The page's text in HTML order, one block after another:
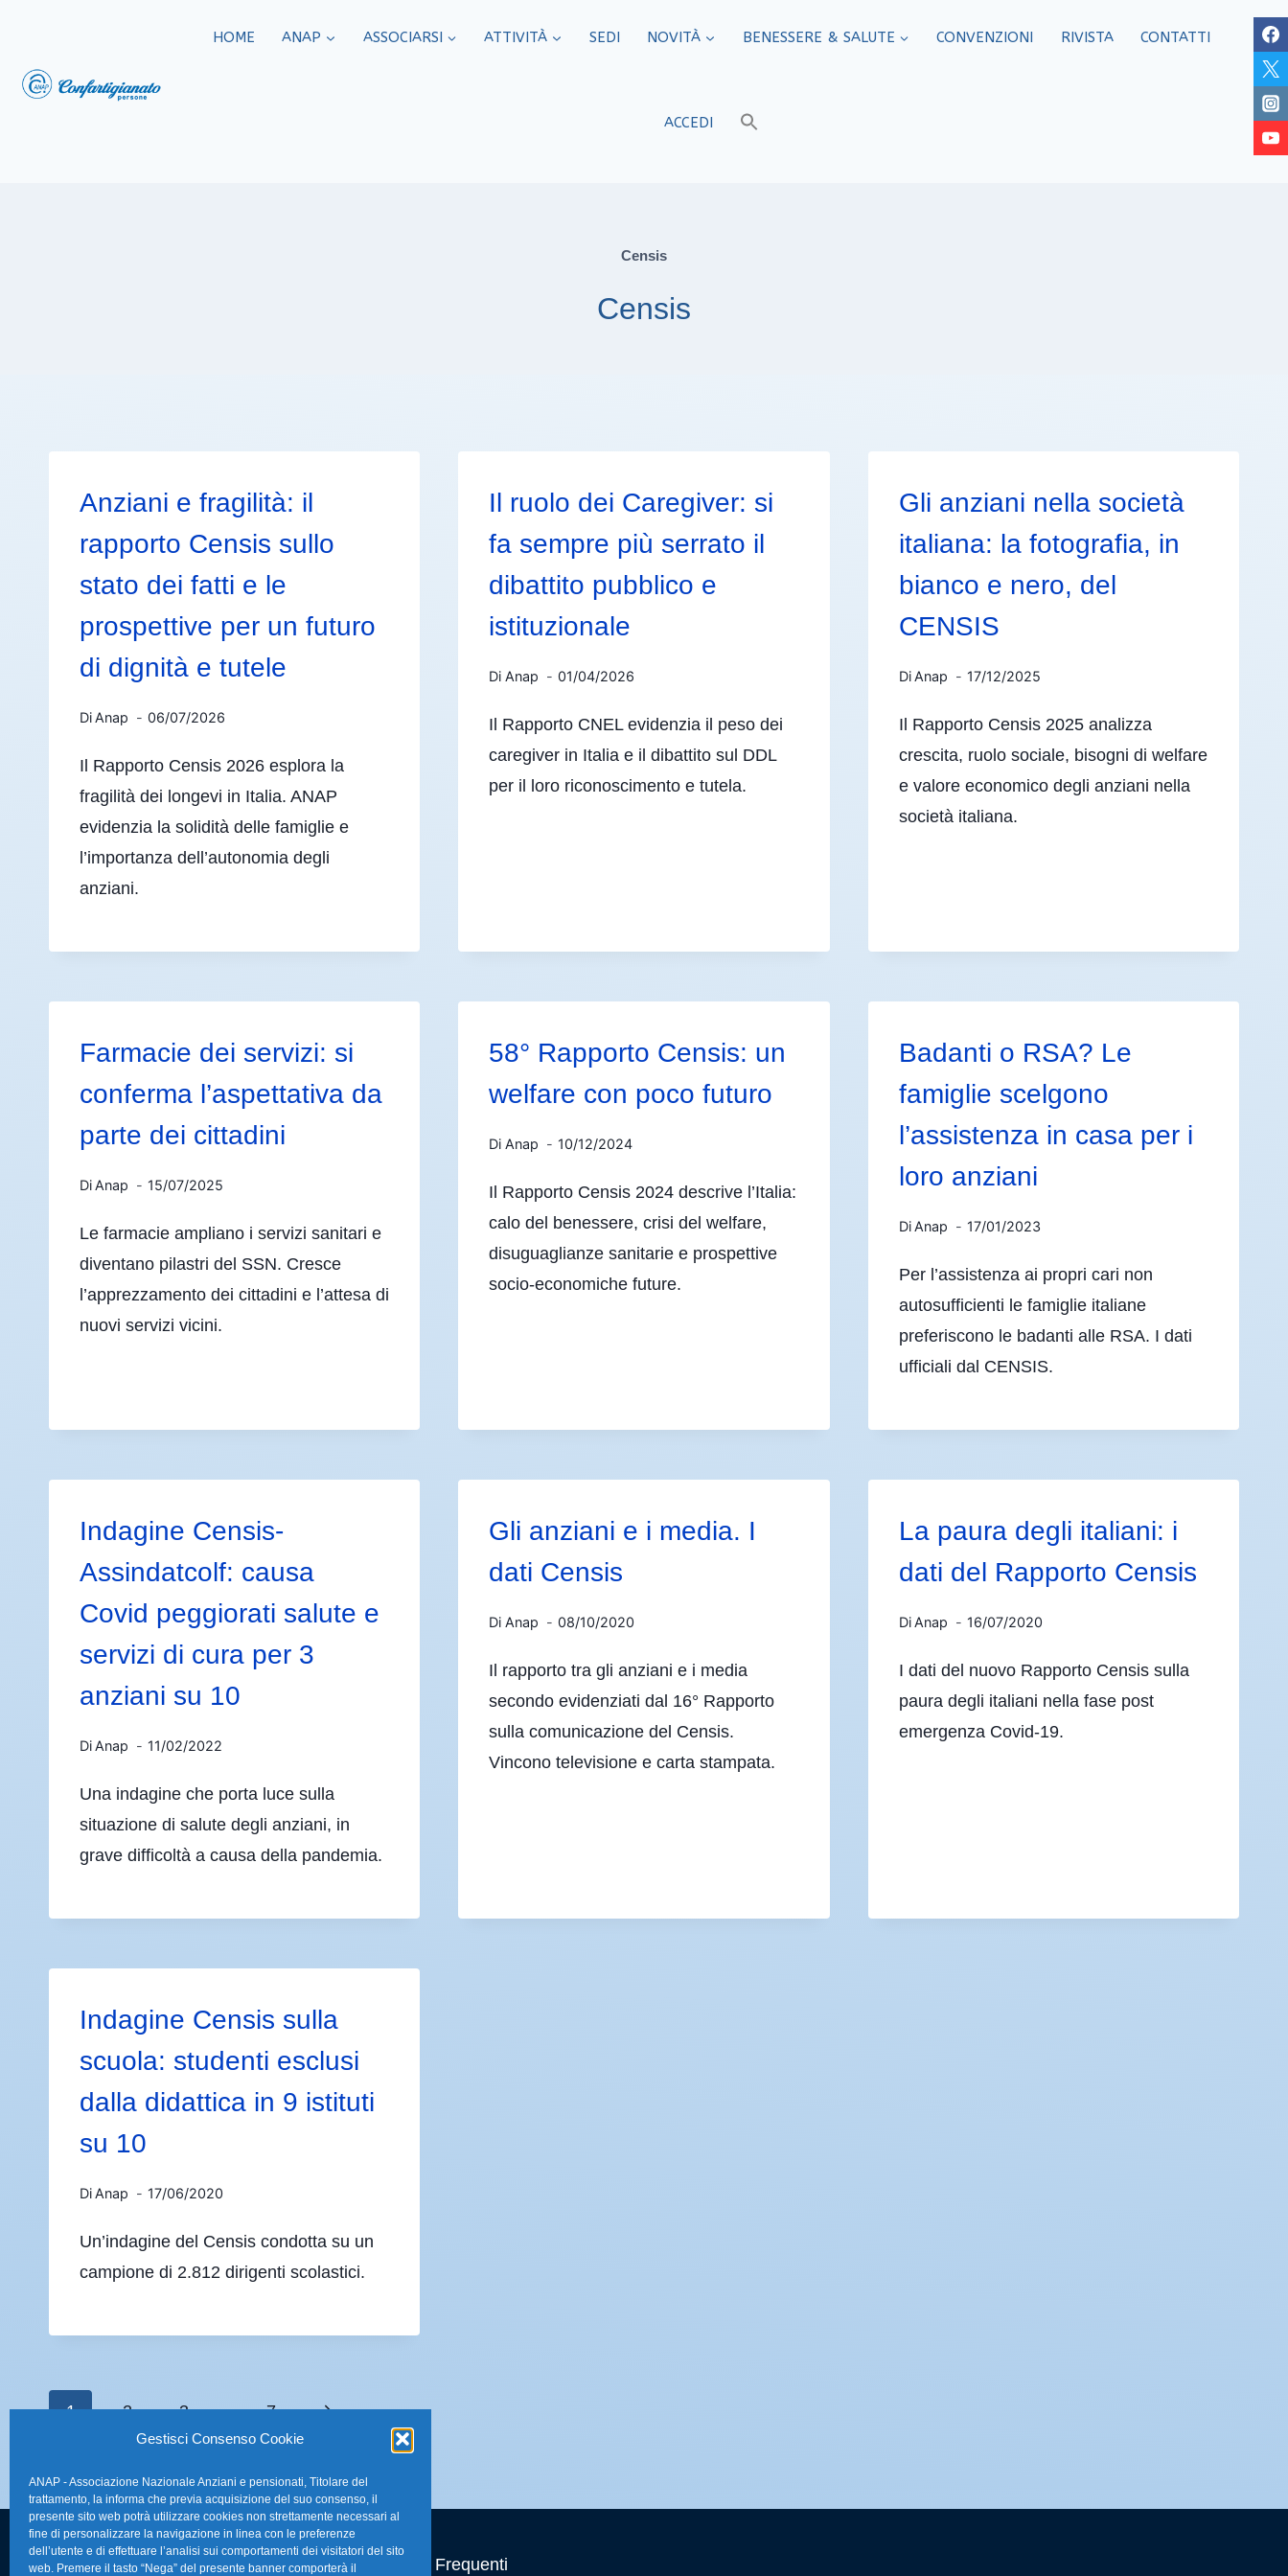
Gestisci Consenso Cookie
ANAP - Associazione Nazionale Anziani e pensionati, Titolare del
trattamento, la informa che previa acquisizione del suo consenso, il
presente sito web potrà utilizzare cookies non strettamente necessari al
fine di personalizzare la navigazione in linea con le preferenze
dell’utente e di effettuare l’analisi sui comportamenti dei visitatori del sito
web. Premere il tasto “Nega” del presente banner comporterà il
HOME ANAP ASSOCIARSI ATTIVITÀ SEDI​ NOVITÀ BENESSERE & SALUTE CONVENZIONI RIVISTA CONTATTI
ACCEDI
Censis
Censis
Anziani e fragilità: il
rapporto Censis sullo
stato dei fatti e le
prospettive per un futuro
di dignità e tutele
DiAnap 06/07/2026
Il Rapporto Censis 2026 esplora la
fragilità dei longevi in Italia. ANAP
evidenzia la solidità delle famiglie e
l’importanza dell’autonomia degli
anziani.
Il ruolo dei Caregiver: si
fa sempre più serrato il
dibattito pubblico e
istituzionale
Di Anap 01/04/2026
Il Rapporto CNEL evidenzia il peso dei
caregiver in Italia e il dibattito sul DDL
per il loro riconoscimento e tutela.
Gli anziani nella società
italiana: la fotografia, in
bianco e nero, del
CENSIS
DiAnap 17/12/2025
Il Rapporto Censis 2025 analizza
crescita, ruolo sociale, bisogni di welfare
e valore economico degli anziani nella
società italiana.
Farmacie dei servizi: si
conferma l’aspettativa da
parte dei cittadini
DiAnap 15/07/2025
Le farmacie ampliano i servizi sanitari e
diventano pilastri del SSN. Cresce
l’apprezzamento dei cittadini e l’attesa di
nuovi servizi vicini.
58° Rapporto Censis: un
welfare con poco futuro
Di Anap 10/12/2024
Il Rapporto Censis 2024 descrive l’Italia:
calo del benessere, crisi del welfare,
disuguaglianze sanitarie e prospettive
socio-economiche future.
Badanti o RSA? Le
famiglie scelgono
l’assistenza in casa per i
loro anziani
DiAnap 17/01/2023
Per l’assistenza ai propri cari non
autosufficienti le famiglie italiane
preferiscono le badanti alle RSA. I dati
ufficiali dal CENSIS.
Indagine Censis-
Assindatcolf: causa
Covid peggiorati salute e
servizi di cura per 3
anziani su 10
DiAnap 11/02/2022
Una indagine che porta luce sulla
situazione di salute degli anziani, in
grave difficoltà a causa della pandemia.
Gli anziani e i media. I
dati Censis
Di Anap 08/10/2020
Il rapporto tra gli anziani e i media
secondo evidenziati dal 16° Rapporto
sulla comunicazione del Censis.
Vincono televisione e carta stampata.
La paura degli italiani: i
dati del Rapporto Censis
DiAnap 16/07/2020
I dati del nuovo Rapporto Censis sulla
paura degli italiani nella fase post
emergenza Covid-19.
Indagine Censis sulla
scuola: studenti esclusi
dalla didattica in 9 istituti
su 10
DiAnap 17/06/2020
Un’indagine del Censis condotta su un
campione di 2.812 dirigenti scolastici.
1 2 3 … 7
Sede Nazionale Anap Confartigianato: FAQ – Domande Frequenti